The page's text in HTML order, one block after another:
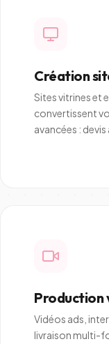
Création
Sites vitrines et
convertissent
avancées :
Production
Vidéos ads,
livraison multi-